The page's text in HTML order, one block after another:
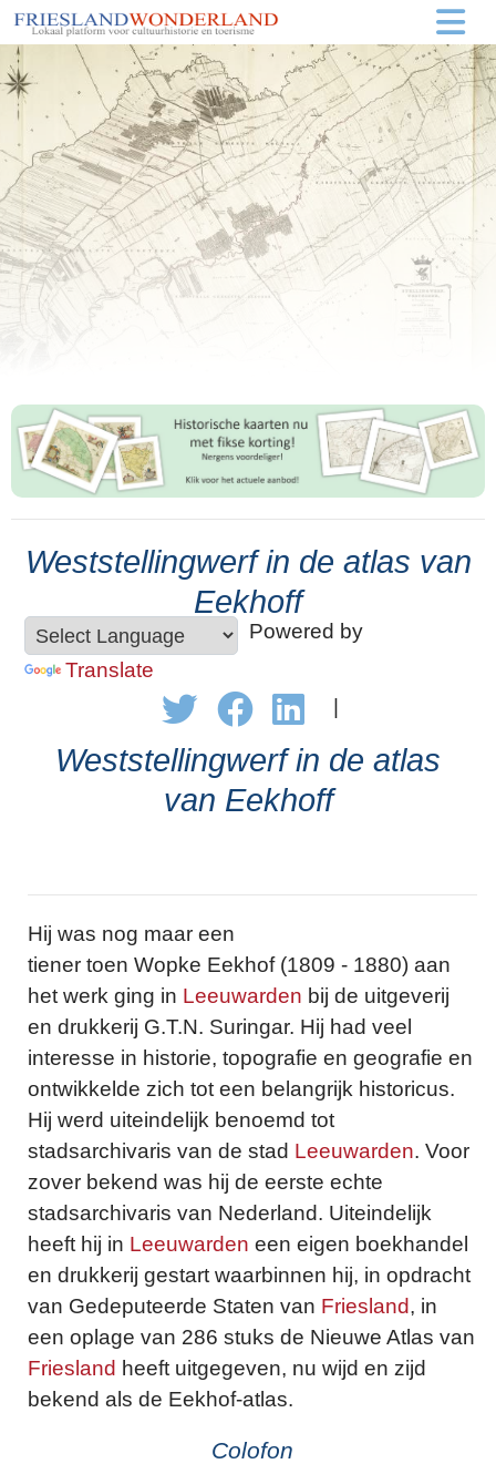
Weststellingwerf in de atlas van
Eekhoff
Powered by
Translate
Weststellingwerf in de atlas
van Eekhoff
Hij was nog maar een
tiener toen Wopke Eekhof (1809 - 1880) aan
het werk ging in Leeuwarden bij de uitgeverij
en drukkerij G.T.N. Suringar. Hij had veel
interesse in historie, topografie en geografie en
ontwikkelde zich tot een belangrijk historicus.
Hij werd uiteindelijk benoemd tot
stadsarchivaris van de stad Leeuwarden. Voor
zover bekend was hij de eerste echte
stadsarchivaris van Nederland. Uiteindelijk
heeft hij in Leeuwarden een eigen boekhandel
en drukkerij gestart waarbinnen hij, in opdracht
van Gedeputeerde Staten van Friesland, in
een oplage van 286 stuks de Nieuwe Atlas van
Friesland heeft uitgegeven, nu wijd en zijd
bekend als de Eekhof-atlas.
Colofon